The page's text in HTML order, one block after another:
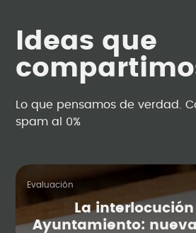
Ideas que
Lo que pensamos de verdad.
spam al 0%
Evaluación
La interlocución
Ayuntamiento: